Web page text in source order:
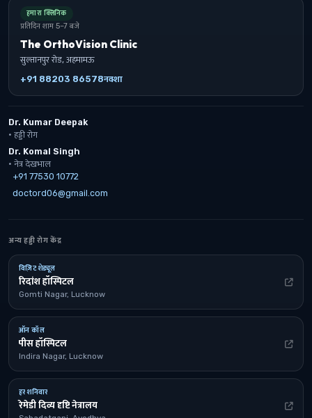
हमारा क्लिनिक
प्रतिदिन शाम 5–7 बजे
The OrthoVision Clinic
सुल्तानपुर रोड, अहमामऊ
+91 88203 86578नक्शा
Dr. Kumar Deepak
· हड्डी रोग
Dr. Komal Singh
· नेत्र देखभाल
+91 77530 10772
doctord06@gmail.com
अन्य हड्डी रोग केंद्र
विज़िट शेड्यूल
रिदांश हॉस्पिटल
Gomti Nagar, Lucknow
ऑन कॉल
पीस हॉस्पिटल
Indira Nagar, Lucknow
हर शनिवार
रेमेडी दिव्य दृष्टि नेत्रालय